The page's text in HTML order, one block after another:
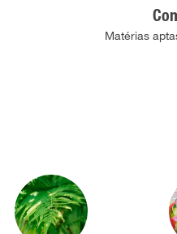
Matérias